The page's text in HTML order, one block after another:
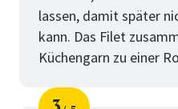
lassen, damit später
kann. Das Filet
Küchengarn zu einer